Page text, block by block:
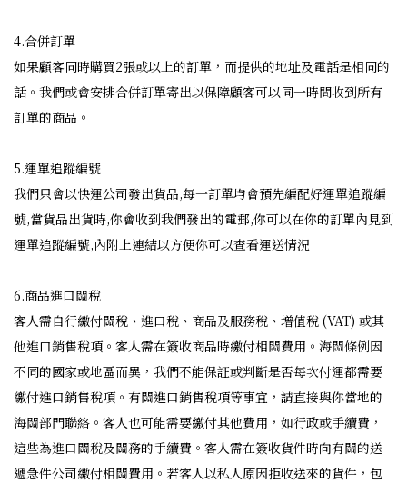
4.合併訂單
如果顧客同時購買2張或以上的訂單，而提供的地址及電話是相同的
話。我們或會安排合併訂單寄出以保障顧客可以同一時間收到所有
訂單的商品。
5.運單追蹤編號
我們只會以快運公司發出貨品,每一訂單均會預先編配好運單追蹤編
號,當貨品出貨時,你會收到我們發出的電郵,你可以在你的訂單內見到
運單追蹤編號,內附上連結以方便你可以查看運送情況
6.商品進口關稅
客人需自行繳付關稅、進口稅、商品及服務稅、增值稅 (VAT) 或其
他進口銷售稅項。客人需在簽收商品時繳付相關費用。海關條例因
不同的國家或地區而異，我們不能保証或判斷是否每次付運都需要
繳付進口銷售稅項。有關進口銷售稅項等事宜，請直接與你當地的
海關部門聯絡。客人也可能需要繳付其他費用，如行政或手續費，
這些為進口關稅及關務的手續費。客人需在簽收貨件時向有關的送
遞急件公司繳付相關費用。若客人以私人原因拒收送來的貨件，包